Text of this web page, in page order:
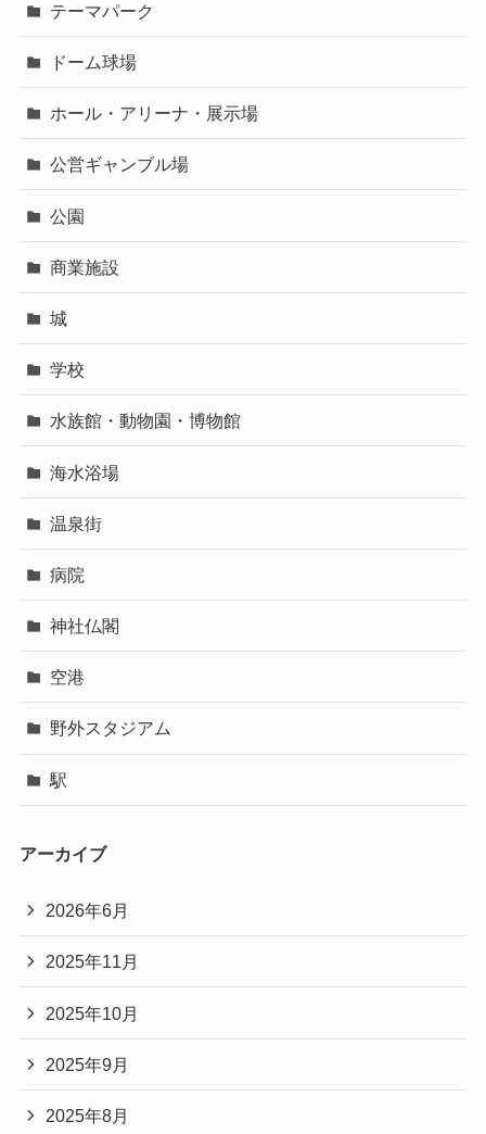
テーマパーク
ドーム球場
ホール・アリーナ・展示場
公営ギャンブル場
公園
商業施設
城
学校
水族館・動物園・博物館
海水浴場
温泉街
病院
神社仏閣
空港
野外スタジアム
駅
アーカイブ
2026年6月
2025年11月
2025年10月
2025年9月
2025年8月